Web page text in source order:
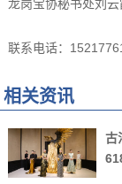
龙岗宝协秘书处刘
联系电话：
相关资讯
古